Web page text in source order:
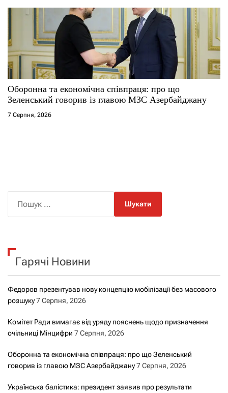
Оборонна та економічна співпраця: про що
Зеленський говорив із главою МЗС Азербайджану
7 Серпня, 2026
к
Гарячі Новини
Федоров презентував нову концепцію мобілізації без масового
розшуку7 Серпня, 2026
Комітет Ради вимагає від уряду пояснень щодо призначення
очільниці Мінцифри 7 Серпня, 2026
Оборонна та економічна співпраця: про що Зеленський
говорив із главою МЗС Азербайджану7 Серпня, 2026
Українська балістика: президент заявив про результати